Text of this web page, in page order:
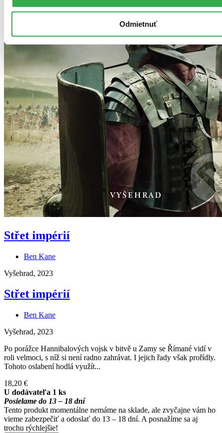
Odmietnuť
Střet impérií
Ben Kane
Vyšehrad, 2023
Střet impérií
Ben Kane
Vyšehrad, 2023
Po porážce Hannibalových vojsk v bitvě u Zamy se Římané vidí v
roli velmoci, s níž si není radno zahrávat. I jejich řady však prořídly.
Tohoto oslabení hodlá využít...
18,20 €
U dodávateľa 1 ks
Posielame do 13 – 18 dní
Tento produkt momentálne nemáme na sklade, ale zvyčajne vám ho
vieme zabezpečiť a odoslať do 13 – 18 dní. A posnažíme sa aj
trochu rýchlejšie!